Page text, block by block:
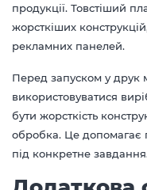
продукції. Товстіший
жорсткіших
рекламних панелей.
Перед запуском у друк
використовуватися
бути жорсткість
обробка. Це допомагає
під конкретне